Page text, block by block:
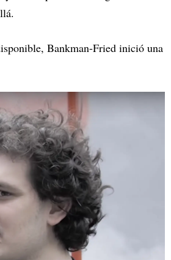
Bankman-Fried inició una